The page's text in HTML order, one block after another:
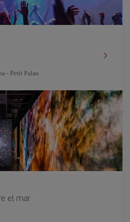
- Petit Palau
el mar